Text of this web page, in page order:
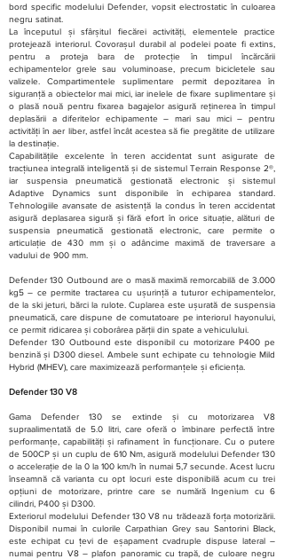
bord specific modelului Defender, vopsit electrostatic în culoarea
negru satinat.
La începutul și sfârșitul fiecărei activități, elementele practice
protejează interiorul. Covorașul durabil al podelei poate fi extins,
pentru a proteja bara de protecție în timpul încărcării
echipamentelor grele sau voluminoase, precum bicicletele sau
valizele. Compartimentele suplimentare permit depozitarea în
siguranță a obiectelor mai mici, iar inelele de fixare suplimentare și
o plasă nouă pentru fixarea bagajelor asigură reținerea în timpul
deplasării a diferitelor echipamente – mari sau mici – pentru
activități în aer liber, astfel încât acestea să fie pregătite de utilizare
la destinație.
Capabilitățile excelente în teren accidentat sunt asigurate de
tracțiunea integrală inteligentă și de sistemul Terrain Response 2®,
iar suspensia pneumatică gestionată electronic și sistemul
Adaptive Dynamics sunt disponibile în echiparea standard.
Tehnologiile avansate de asistență la condus în teren accidentat
asigură deplasarea sigură și fără efort în orice situație, alături de
suspensia pneumatică gestionată electronic, care permite o
articulație de 430 mm și o adâncime maximă de traversare a
vadului de 900 mm.
Defender 130 Outbound are o masă maximă remorcabilă de 3.000
kg5 – ce permite tractarea cu ușurință a tuturor echipamentelor,
de la ski jeturi, bărci la rulote. Cuplarea este ușurată de suspensia
pneumatică, care dispune de comutatoare pe interiorul hayonului,
ce permit ridicarea și coborârea părții din spate a vehiculului.
Defender 130 Outbound este disponibil cu motorizare P400 pe
benzină și D300 diesel. Ambele sunt echipate cu tehnologie Mild
Hybrid (MHEV), care maximizează performanțele și eficiența.
Defender 130 V8
Gama Defender 130 se extinde și cu motorizarea V8
supraalimentată de 5.0 litri, care oferă o îmbinare perfectă între
performanțe, capabilități și rafinament în funcționare. Cu o putere
de 500CP și un cuplu de 610 Nm, asigură modelului Defender 130
o accelerație de la 0 la 100 km/h în numai 5,7 secunde. Acest lucru
înseamnă că varianta cu opt locuri este disponibilă acum cu trei
opțiuni de motorizare, printre care se numără Ingenium cu 6
cilindri, P400 și D300.
Exteriorul modelului Defender 130 V8 nu trădează forța motorizării.
Disponibil numai în culorile Carpathian Grey sau Santorini Black,
este echipat cu țevi de eșapament cvadruple dispuse lateral –
numai pentru V8 – plafon panoramic cu trapă, de culoare negru